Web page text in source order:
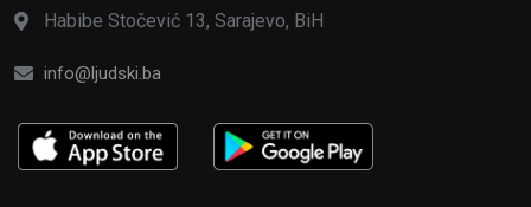
Habibe Stočević 13, Sarajevo, BiH
info@ljudski.ba